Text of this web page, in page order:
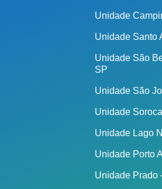
Unidade
Unidade Santo
Unidade São
SP
Unidade São
Unidade
Unidade Lago
Unidade Porto
Unidade Prado